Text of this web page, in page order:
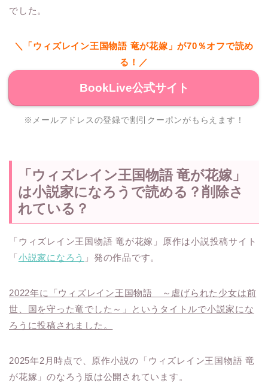
でした。
＼「ウィズレイン王国物語 竜が花嫁」が70％オフで読め
る！／
BookLive公式サイト
※メールアドレスの登録で割引クーポンがもらえます！
「ウィズレイン王国物語 竜が花嫁」
は小説家になろうで読める？削除さ
れている？
「ウィズレイン王国物語 竜が花嫁」原作は小説投稿サイト
「小説家になろう 」発の作品です。
2022年に「ウィズレイン王国物語 ～虐げられた少女は前
世、国を守った竜でした～」というタイトルで小説家にな
ろうに投稿されました。
2025年2月時点で、原作小説の「ウィズレイン王国物語 竜
が花嫁」のなろう版は公開されています。